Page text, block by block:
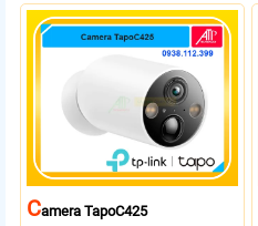
CAmera TapoC425